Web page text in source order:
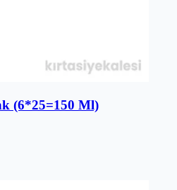
(6*25=150 Ml)